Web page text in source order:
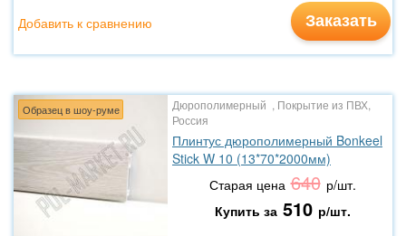
Заказать
Добавить к сравнению
Образец в шоу-руме
Дюрополимерный , Покрытие из ПВХ,
Россия
Плинтус дюрополимерный Bonkeel
Stick W 10 (13*70*2000мм)
Старая цена 640 р/шт.
Купить за 510 р/шт.